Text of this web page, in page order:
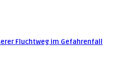
Fluchtweg im Gefahrenfall